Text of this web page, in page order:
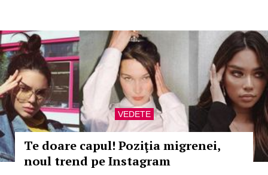
VEDETE
Te doare capul! Poziţia migrenei,
noul trend pe Instagram